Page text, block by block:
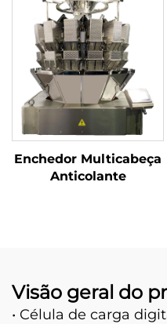
Enchedor Multicabeça
Anticolante
Visão geral do
• Célula de carga